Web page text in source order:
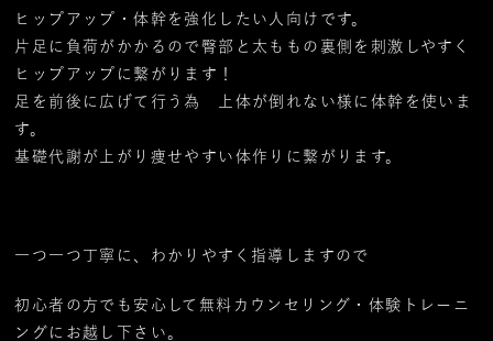
ヒップアップ・体幹を強化したい人向けです。
片足に負荷がかかるので臀部と太ももの裏側を刺激しやすく
ヒップアップに繋がります！
足を前後に広げて行う為 上体が倒れない様に体幹を使いま
す。
基礎代謝が上がり痩せやすい体作りに繋がります。
一つ一つ丁寧に、わかりやすく指導しますので
初心者の方でも安心して無料カウンセリング・体験トレーニ
ングにお越し下さい。